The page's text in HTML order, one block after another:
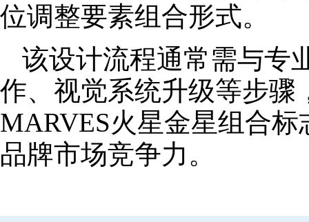
位调整要素组合形式。
该设计流程通常需与专
作、视觉系统升级等步
MARVES火星金星组合
品牌市场竞争力。